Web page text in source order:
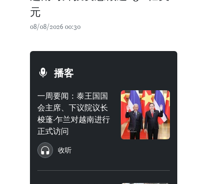
元
08/08/2026 00:30
播客
一周要闻：泰王国国
会主席、下议院议长
梭蓬·乍兰对越南进行
正式访问
收听